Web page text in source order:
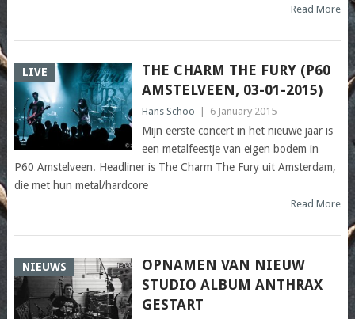
Read More
LIVE
THE CHARM THE FURY (P60
AMSTELVEEN, 03-01-2015)
Hans Schoo 6 January 2015
Mijn eerste concert in het nieuwe jaar is
een metalfeestje van eigen bodem in
P60 Amstelveen. Headliner is The Charm The Fury uit Amsterdam,
die met hun metal/hardcore
Read More
NIEUWS
OPNAMEN VAN NIEUW
STUDIO ALBUM ANTHRAX
GESTART